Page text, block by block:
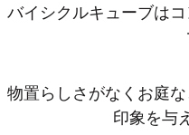
バイシクルキューブは
物置らしさがなくお庭
印象を与